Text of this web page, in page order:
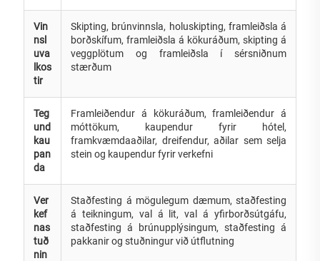
Vin
nsl
uva
lkos
tir
Skipting, brúnvinnsla, holuskipting, framleiðsla á
borðskífum, framleiðsla á kökuráðum, skipting á
veggplötum og framleiðsla í sérsniðnum
stærðum
Teg
und
kau
pan
da
Framleiðendur á kökuráðum, framleiðendur á
móttökum, kaupendur fyrir hótel,
framkvæmdaaðilar, dreifendur, aðilar sem selja
stein og kaupendur fyrir verkefni
Ver
kef
nas
tuð
nin
Staðfesting á mögulegum dæmum, staðfesting
á teikningum, val á lit, val á yfirborðsútgáfu,
staðfesting á brúnupplýsingum, staðfesting á
pakkanir og stuðningur við útflutning